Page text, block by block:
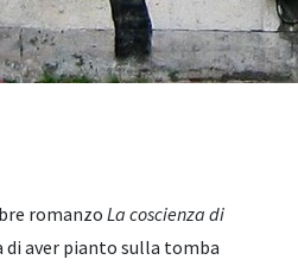
romanzoLa coscienza di
di aver pianto sulla tomba